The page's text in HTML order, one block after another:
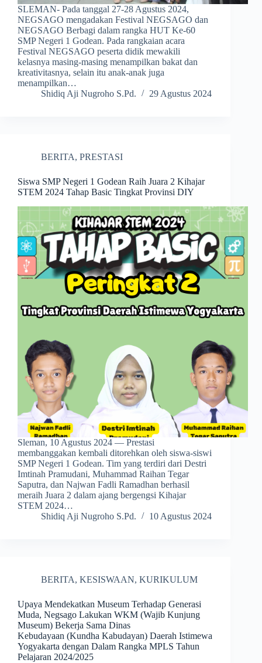
SLEMAN- Pada tanggal 27-28 Agustus 2024,
NEGSAGO mengadakan Festival NEGSAGO dan
NEGSAGO Berbagi dalam rangka HUT Ke-60
SMP Negeri 1 Godean. Pada rangkaian acara
Festival NEGSAGO peserta didik mewakili
kelasnya masing-masing menampilkan bakat dan
kreativitasnya, selain itu anak-anak juga
menampilkan…
Shidiq Aji Nugroho S.Pd.
29 Agustus 2024
BERITA, PRESTASI
Siswa SMP Negeri 1 Godean Raih Juara 2 Kihajar
STEM 2024 Tahap Basic Tingkat Provinsi DIY
Sleman, 10 Agustus 2024 — Prestasi
membanggakan kembali ditorehkan oleh siswa-siswi
SMP Negeri 1 Godean. Tim yang terdiri dari Destri
Imtinah Pramudani, Muhammad Raihan Tegar
Saputra, dan Najwan Fadli Ramadhan berhasil
meraih Juara 2 dalam ajang bergengsi Kihajar
STEM 2024…
Shidiq Aji Nugroho S.Pd.
10 Agustus 2024
BERITA, KESISWAAN, KURIKULUM
Upaya Mendekatkan Museum Terhadap Generasi
Muda, Negsago Lakukan WKM (Wajib Kunjung
Museum) Bekerja Sama Dinas
Kebudayaan (Kundha Kabudayan) Daerah Istimewa
Yogyakarta dengan Dalam Rangka MPLS Tahun
Pelajaran 2024/2025